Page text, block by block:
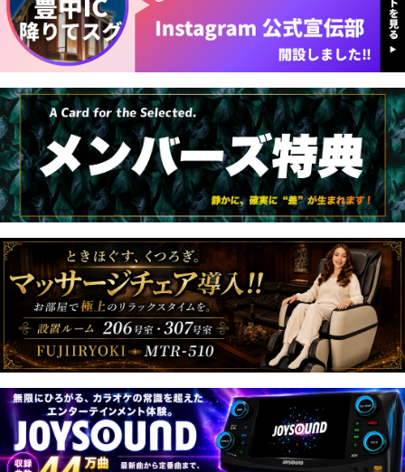
🍴 無料のお食事付き
☀️ 無料モーニング付き
コスパ抜群で、ゆったりホテルステイをお楽しみください💕
#ホテル #大阪ホテル #豊中ホテル #ラブホテル #ホテルデ
ート #休憩 #宿泊 #均一料金 #お得クーポン #無料モーニン
グ #無料食事 #カップル #女子会 #コスパ最高 #豊中IC #ホ
テルステイ
100インチTVで歌うカラオケは迫力が違う！
100インチTVで楽しむ、JOYSOUNDカラオケ！
最新ヒットから懐かしの名曲まで、
31万曲以上の中から歌いたい曲がきっと見つかる♪
大画面だからライブ感も迫力満点！
さらに高精度な分析採点機能も搭載で、歌うだけじゃなく、
採点でも盛り上がれる！
カップルでも、お泊まり女子会にもおすすめです！
大画面で歌って、採点で笑って、ホテル時間をもっと楽しく
♪